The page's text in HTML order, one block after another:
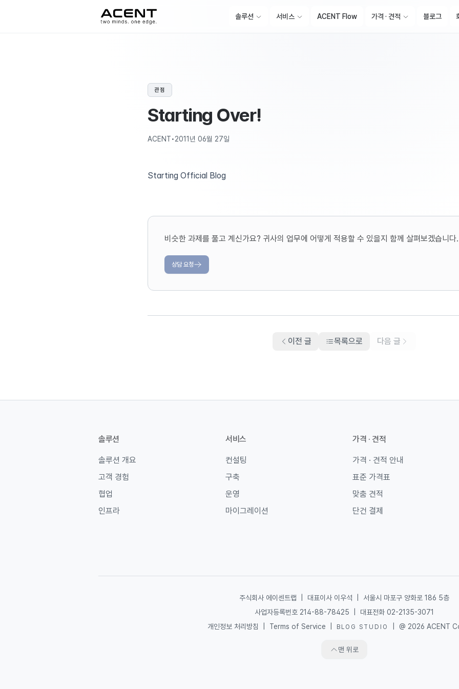
ACENT 솔루션 서비스 ACENT Flow 가격 · 견적 블로그
관점
Starting Over!
ACENT•2011년 06월 27일
Starting Official Blog
비슷한 과제를 풀고 계신가요? 귀사의 업무에 어떻게 적용할 수 있을지 함께 살펴보겠습니다.
상담 요청
이전 글 목록으로 다음 글
솔루션
솔루션 개요
고객 경험
협업
인프라
서비스
컨설팅
구축
운영
마이그레이션
가격 · 견적
가격 · 견적 안내
표준 가격표
맞춤 견적
단건 결제
주식회사 에이센트랩 대표이사 이우석
서울시 마포구 양화로 186 5층
사업자등록번호 214-88-78425
대표전화 02-2135-3071
개인정보 처리방침
Terms of Service BLOG STUDIO @ 2026 ACENT
맨 위로